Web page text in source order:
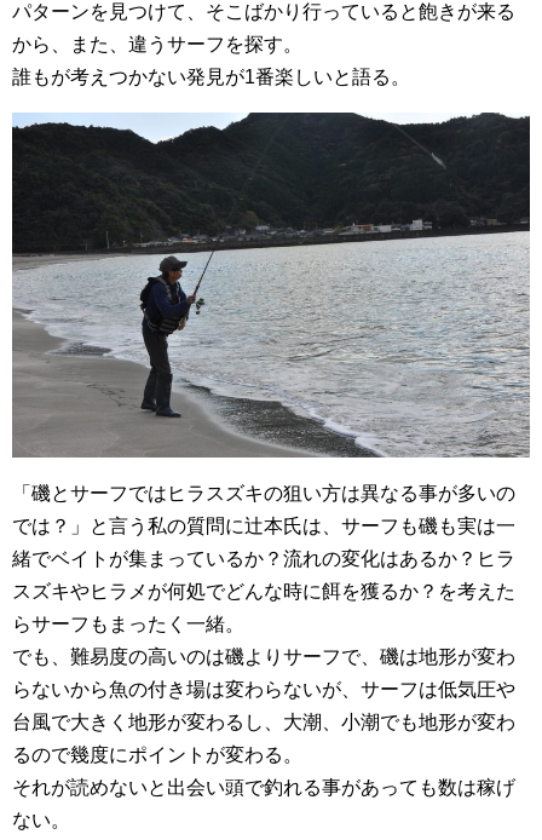
パターンを見つけて、そこばかり行っていると飽きが来る
から、また、違うサーフを探す。
誰もが考えつかない発見が1番楽しいと語る。
「磯とサーフではヒラスズキの狙い方は異なる事が多いの
では？」と言う私の質問に辻本氏は、サーフも磯も実は一
緒でベイトが集まっているか？流れの変化はあるか？ヒラ
スズキやヒラメが何処でどんな時に餌を獲るか？を考えた
らサーフもまったく一緒。
でも、難易度の高いのは磯よりサーフで、磯は地形が変わ
らないから魚の付き場は変わらないが、サーフは低気圧や
台風で大きく地形が変わるし、大潮、小潮でも地形が変わ
るので幾度にポイントが変わる。
それが読めないと出会い頭で釣れる事があっても数は稼げ
ない。